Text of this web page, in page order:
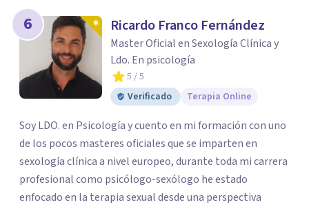
6 Ricardo Franco Fernández
Master Oficial en Sexología Clínica y
Ldo. En psicología
5 / 5
Verificado
Terapia Online
Soy LDO. en Psicología y cuento en mi formación con uno
de los pocos masteres oficiales que se imparten en
sexología clínica a nivel europeo, durante toda mi carrera
profesional como psicólogo-sexólogo he estado
enfocado en la terapia sexual desde una perspectiva